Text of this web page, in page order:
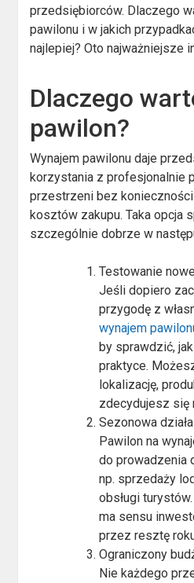
przedsiębiorców. Dlaczego
pawilonu i w jakich
najlepiej? Oto najważniejsze
Dlaczego
pawilon?
Wynajem pawilonu daje
korzystania z profesjonalnie
przestrzeni bez
kosztów zakupu. Taka opcja
szczególnie dobrze w
Testowanie
Jeśli dopiero
przygodę z
wynajem
by sprawdzić,
praktyce.
lokalizację,
zdecydujesz się
Sezonowa
Pawilon na
do prowadzenia
np. sprzedaży
obsługi
ma sensu
przez resztę
Ograniczony
Nie każdego